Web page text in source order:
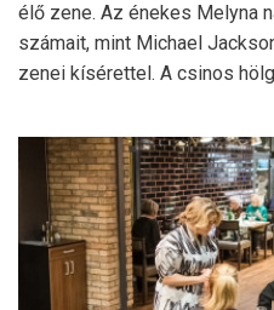
élő zene. Az énekes Melyna
számait, mint Michael
zenei kísérettel. A csinos